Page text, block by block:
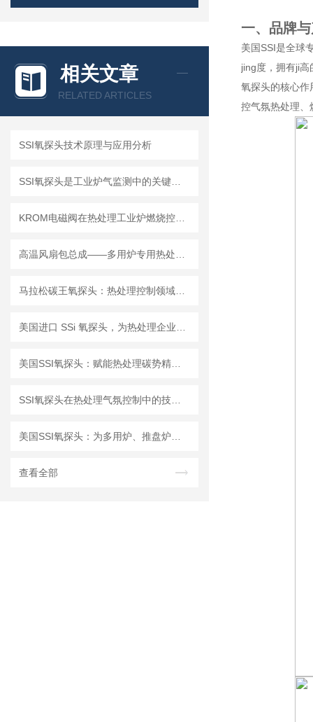
相关文章
RELATED ARTICLES
SSI氧探头技术原理与应用分析
查看全部
一、品牌
美国SSI是全球
jing度，拥有ji
氧探头的核心作
控气氛热处理、